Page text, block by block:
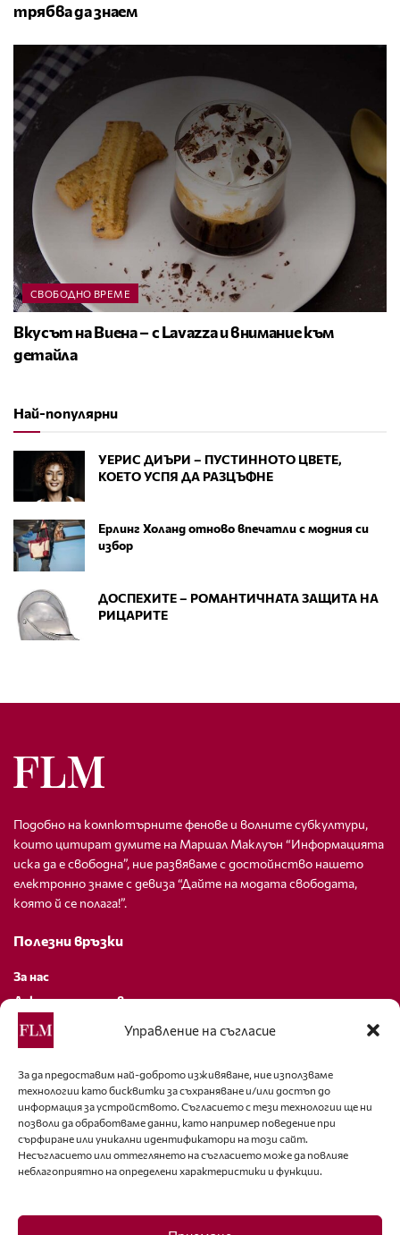
Управление на съгласие
За да предоставим най-доброто изживяване, ние използваме
технологии като бисквитки за съхраняване и/или достъп до
информация за устройството. Съгласието с тези технологии ще ни
позволи да обработваме данни, като например поведение при
сърфиране или уникални идентификатори на този сайт.
Несъгласието или оттеглянето на съгласието може да повлияе
неблагоприятно на определени характеристики и функции.
трябва да знаем
СВОБОДНО ВРЕМЕ
Вкусът на Виена – с Lavazza и внимание към
детайла
Най-популярни
УЕРИС ДИЪРИ – ПУСТИННОТО ЦВЕТЕ,
КОЕТО УСПЯ ДА РАЗЦЪФНЕ
Ерлинг Холанд отново впечатли с модния си
избор
ДОСПЕХИТЕ – РОМАНТИЧНАТА ЗАЩИТА НА
РИЦАРИТЕ
Подобно на компютърните фенове и волните субкултури,
които цитират думите на Маршал Маклуън “Информацията
иска да е свободна”, ние развяваме с достойнство нашето
електронно знаме с девиза “Дайте на модата свободата,
която й се полага!”.
Полезни връзки
За нас
Декларация за поверителност
Политика за бисквитки
За контакти
editor@fashion-lifestyle.net
+359 88 227 33 47
Последвайте ни
Facebook